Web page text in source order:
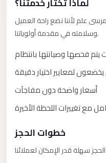
علم لأننا نضع راحة العميل
وسلامته في مقدمة أولوياتنا.
يتم فحصها وصيانتها بانتظام
لمعايير اختيار دقيقة
أسعار واضحة دون مفاجآت
مع تغييرات اللحظة الأخيرة
خطوات الحجز
airport
cairo
Suez
Taxi
Suez
Limousine
Airport
Taxi